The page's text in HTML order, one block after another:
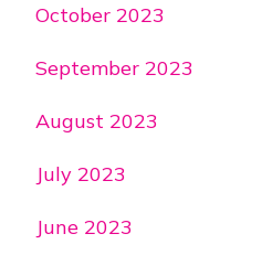
October 2023
September 2023
August 2023
July 2023
June 2023